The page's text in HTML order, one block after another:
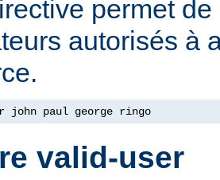
permet
autorisés à
john paul george ringo
valid-user